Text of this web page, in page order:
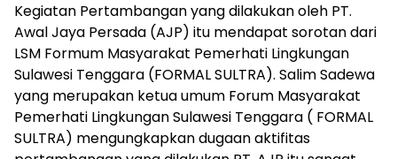
Kegiatan Pertambangan yang dilakukan oleh PT.
Awal Jaya Persada (AJP) itu mendapat sorotan dari
LSM Formum Masyarakat Pemerhati Lingkungan
Sulawesi Tenggara (FORMAL SULTRA). Salim Sadewa
yang merupakan ketua umum Forum Masyarakat
Pemerhati Lingkungan Sulawesi Tenggara ( FORMAL
SULTRA) mengungkapkan dugaan aktifitas